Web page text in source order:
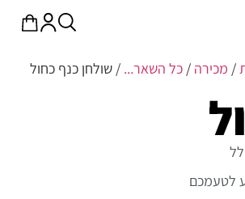
/ מכירה /כל השאר... / שולחן כנף כחול
לטעמכם